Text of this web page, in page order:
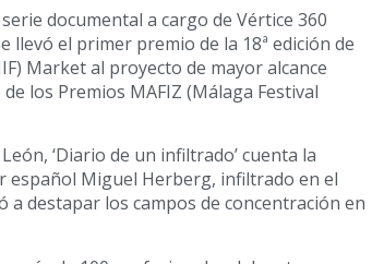
documental a cargo de Vértice 360
llevó el primer premio de la 18ª edición de
Market al proyecto de mayor alcance
los Premios MAFIZ (Málaga Festival
‘Diario de un infiltrado’ cuenta la
español Miguel Herberg, infiltrado en el
destapar los campos de concentración en